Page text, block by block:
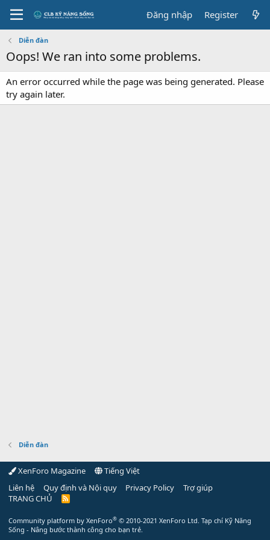
Đăng nhập Register
Diễn đàn
Oops! We ran into some problems.
An error occurred while the page was being generated. Please
try again later.
Diễn đàn
XenForo Magazine
Tiếng Việt
Liên hệ
Quy định và Nội quy Privacy Policy
Trợ giúp
TRANG CHỦ
R
Community platform by XenForo® © 2010-2021 XenForo Ltd. Tạp chí Kỹ Năng
Sống - Nâng bước thành công cho bạn trẻ.